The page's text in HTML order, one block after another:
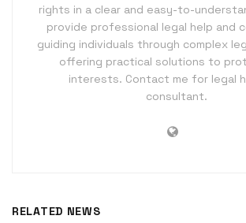
rights in a clear and easy-to-
provide professional legal help and
guiding individuals through complex
offering practical solutions to
interests. Contact me for legal
consultant.
RELATED NEWS